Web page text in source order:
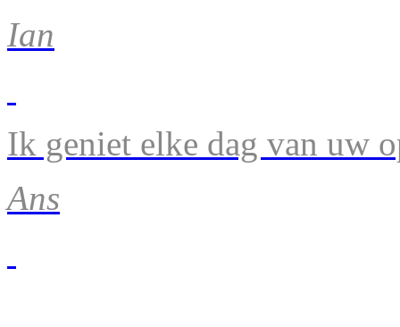
Ian
Ik geniet elke dag van uw
Ans